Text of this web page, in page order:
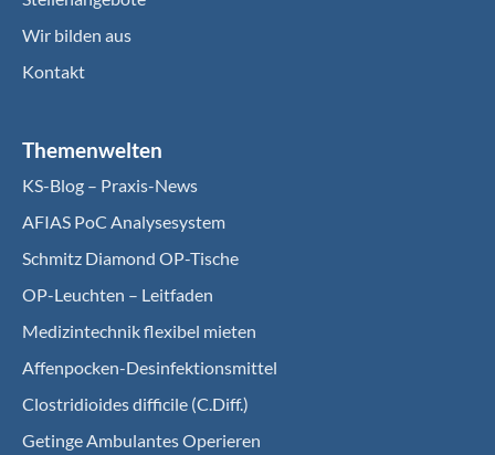
Wir bilden aus
Kontakt
Themenwelten
KS-Blog – Praxis-News
AFIAS PoC Analysesystem
Schmitz Diamond OP-Tische
OP-Leuchten – Leitfaden
Medizintechnik flexibel mieten
Affenpocken-Desinfektionsmittel
Clostridioides difficile (C.Diff.)
Getinge Ambulantes Operieren